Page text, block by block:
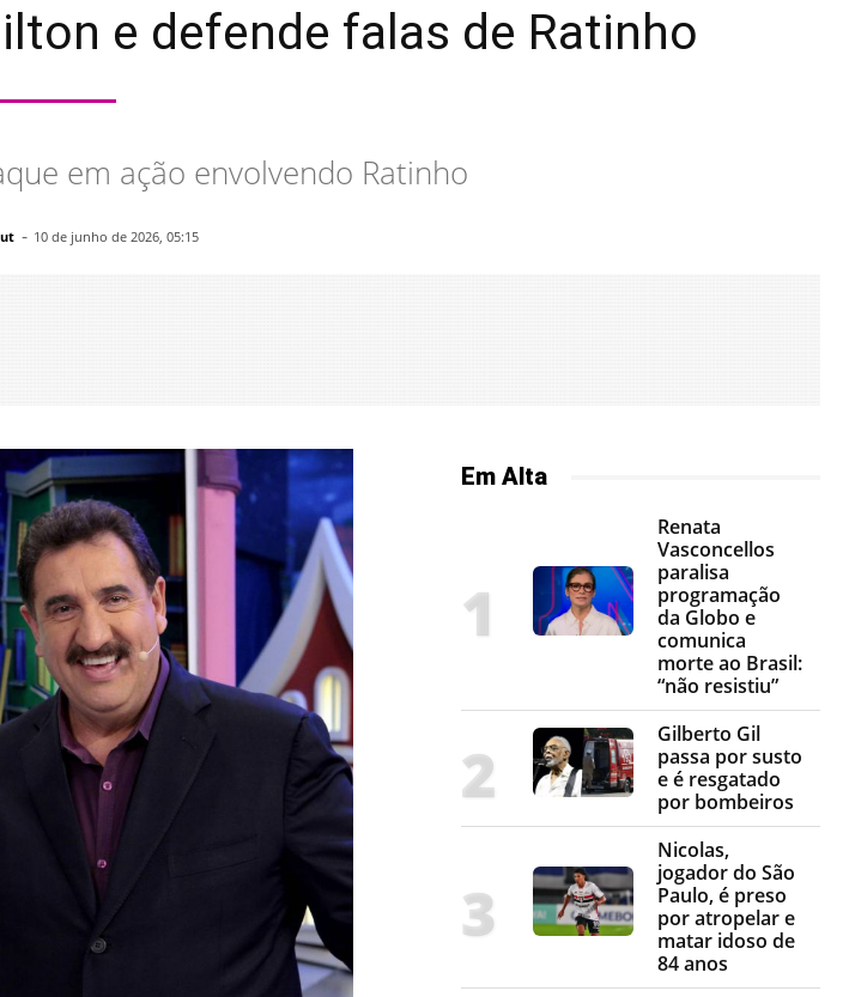
e defende falas de Ratinho
em ação envolvendo Ratinho
- 10 de junho de 2026, 05:15
Em Alta
Renata
Vasconcellos
paralisa
programação
da Globo e
comunica
morte ao Brasil:
“não resistiu”
Gilberto Gil
passa por susto
e é resgatado
por bombeiros
Nicolas,
jogador do São
Paulo, é preso
por atropelar e
matar idoso de
84 anos